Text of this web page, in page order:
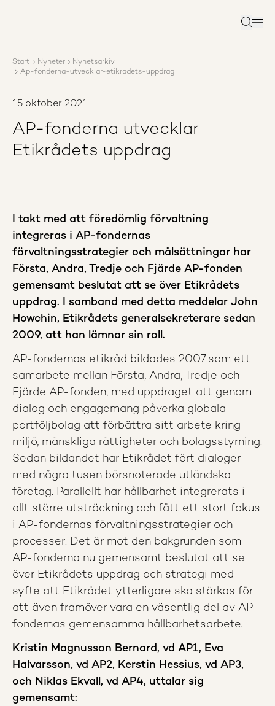
Rapporter
Sök
Start Nyheter
Nyhetsarkiv
Ap-fonderna-utvecklar-etikradets-uppdrag
15 oktober 2021
AP-fonderna utvecklar
Etikrådets uppdrag
I takt med att föredömlig förvaltning
integreras i AP-fondernas
förvaltningsstrategier och målsättningar har
Första, Andra, Tredje och Fjärde AP-fonden
gemensamt beslutat att se över Etikrådets
uppdrag. I samband med detta meddelar John
Howchin, Etikrådets generalsekreterare sedan
2009, att han lämnar sin roll.
AP-fondernas etikråd bildades 2007 som ett
samarbete mellan Första, Andra, Tredje och
Fjärde AP-fonden, med uppdraget att genom
dialog och engagemang påverka globala
portföljbolag att förbättra sitt arbete kring
miljö, mänskliga rättigheter och bolagsstyrning.
Sedan bildandet har Etikrådet fört dialoger
med några tusen börsnoterade utländska
företag. Parallellt har hållbarhet integrerats i
allt större utsträckning och fått ett stort fokus
i AP-fondernas förvaltningsstrategier och
processer. Det är mot den bakgrunden som
AP-fonderna nu gemensamt beslutat att se
över Etikrådets uppdrag och strategi med
syfte att Etikrådet ytterligare ska stärkas för
att även framöver vara en väsentlig del av AP-
fondernas gemensamma hållbarhetsarbete.
Kristin Magnusson Bernard, vd AP1, Eva
Halvarsson, vd AP2, Kerstin Hessius, vd AP3,
och Niklas Ekvall, vd AP4, uttalar sig
gemensamt: